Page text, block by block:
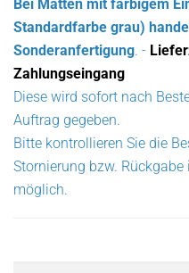
Bei Matten mit farbigem
Standardfarbe grau)
Sonderanfertigung. -
Zahlungseingang
Diese wird sofort nach
Auftrag gegeben.
Bitte kontrollieren Sie die
Stornierung bzw.
möglich.